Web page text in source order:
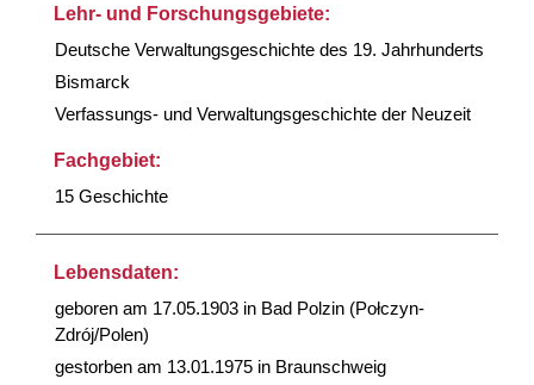
Lehr- und Forschungsgebiete:
Deutsche Verwaltungsgeschichte des 19. Jahrhunderts
Bismarck
Verfassungs- und Verwaltungsgeschichte der Neuzeit
Fachgebiet:
15 Geschichte
Lebensdaten:
geboren am 17.05.1903 in Bad Polzin (Połczyn-
Zdrój/Polen)
gestorben am 13.01.1975 in Braunschweig